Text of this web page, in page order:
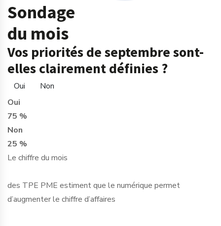
Sondage
du mois
Vos priorités de septembre sont-
elles clairement définies ?
Oui
Non
Oui
75 %
Non
25 %
Le chiffre du mois
des TPE PME estiment que le numérique permet
d’augmenter le chiffre d’affaires